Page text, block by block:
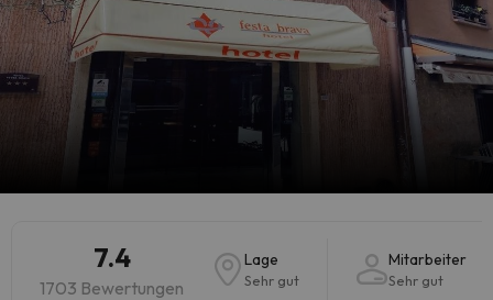
7.4
1703 Bewertungen
Lage
Sehr gut
Mitarbeiter
Sehr gut